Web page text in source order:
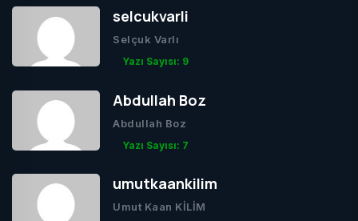
selcukvarli
Selçuk Varlı
Yazı Sayısı: 9
Abdullah Boz
Abdullah Boz
Yazı Sayısı: 7
umutkaankilim
Umut Kaan KİLİM